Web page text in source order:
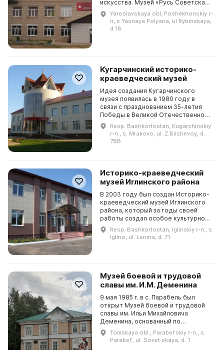
искусства. Музей «Русь Советская»
предлагает настоящее
путешествие в прошлое, даря всем
посетителям незабываемые...
Yaroslavskaya obl, Poshekhonskiy r-
n, s Yasnaya Polyana, ul Rybinskaya,
d 18
Кугарчинский историко-
краеведческий музей
Идея создания Кугарчинского
музея появилась в 1980 году в
связи с празднованием 35-летия
Победы в Великой Отечественной
войне. Сегодня музей
представляет собой современное
хранилище истории края, кото...
Resp. Bashkortostan, Kugarchinskiy
r-n., s. Mrakovo, ul. Z.Biishevoy, d.
78B
Историко-краеведческий
музей Иглинского района
В 2003 году был создан Историко-
краеведческий музей Иглинского
района, который за годы своей
работы создал особое культурное
пространство. Здесь
осуществляется хранение
музейных предметов, проводится ...
Resp. Bashkortostan, Iglinskiy r-n., s.
Iglino, ul. Lenina, d. 71
Музей боевой и трудовой
славы им. И.М. Деменина
9 мая 1985 г. в с. Парабель был
открыт Музей боевой и трудовой
славы им. Ильи Михайловича
Деменина, основанный по
инициативе ветерана Великой
Отечественной войны 1941–1945 гг.
Сбор материала для музея...
Tomskaya obl., Parabelʹskiy r-n., s.
Parabelʹ, ul. Sovet·skaya, d. 1